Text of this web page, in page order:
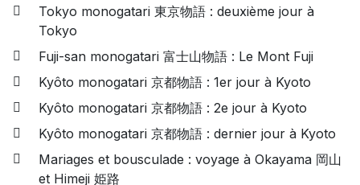
Tokyo monogatari 東京物語 : deuxième jour à
Tokyo
Fuji-san monogatari 富士山物語 : Le Mont Fuji
Kyôto monogatari 京都物語 : 1er jour à Kyoto
Kyôto monogatari 京都物語 : 2e jour à Kyoto
Kyôto monogatari 京都物語 : dernier jour à Kyoto
Mariages et bousculade : voyage à Okayama 岡山
et Himeji 姫路